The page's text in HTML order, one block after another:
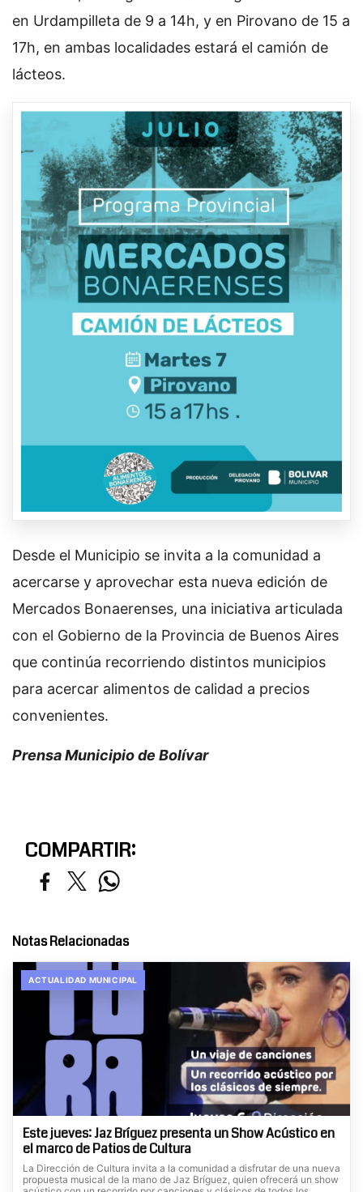
en Urdampilleta de 9 a 14h, y en Pirovano de 15 a
17h, en ambas localidades estará el camión de
lácteos.
Desde el Municipio se invita a la comunidad a
acercarse y aprovechar esta nueva edición de
Mercados Bonaerenses, una iniciativa articulada
con el Gobierno de la Provincia de Buenos Aires
que continúa recorriendo distintos municipios
para acercar alimentos de calidad a precios
convenientes.
Prensa Municipio de Bolívar
COMPARTIR:
Notas Relacionadas
ACTUALIDAD MUNICIPAL
Este jueves: Jaz Bríguez presenta un Show Acústico en
el marco de Patios de Cultura
La Dirección de Cultura invita a la comunidad a disfrutar de una nueva
propuesta musical de la mano de Jaz Bríguez, quien ofrecerá un show